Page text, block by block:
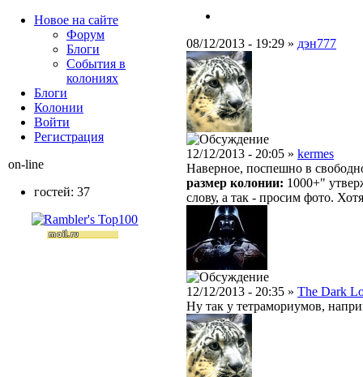
08/12/2013 - 19:29 » дэн777
12/12/2013 - 20:05 » kermes
Наверное, поспешно в
размер кoлонии: 1000+"
слову, а так - просим фото.
12/12/2013 - 20:35 » The Dark
Ну так у тетрамориумов,
Новое на сайте
Форум
Блоги
События в
колониях
Блоги
Колонии
Войти
Peгиcтpaция
on-line
гостей: 37